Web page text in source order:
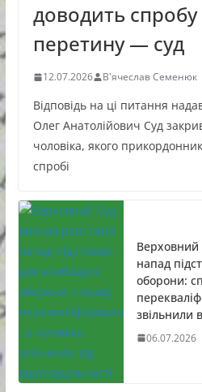
доводить
перетину — суд
12.07.2026 В'ячеслав Семенюк
Відповідь на ці питання
Олег Анатолійович Суд
чоловіка, якого
спробі
Верховний
напад
оборони:
звільнили
06.07.2026